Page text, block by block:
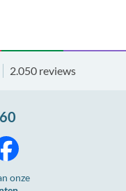
2.050 reviews
onze